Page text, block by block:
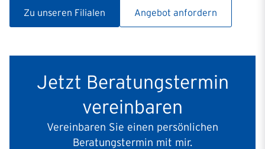
Zu unseren Filialen Angebot anfordern
Jetzt Beratungstermin
vereinbaren
Vereinbaren Sie einen persönlichen
Beratungstermin mit mir.